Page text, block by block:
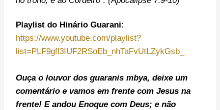
Playlist do Hinário Guarani:
https://www.youtube.com/playlist?
list=PLF9gfl3IUF2RSoEb_nhTaFvUtLZykGsb_
Ouça o louvor dos guaranis mbya, deixe um
comentário e vamos em frente com Jesus na
frente!E andou Enoque com Deus; e não